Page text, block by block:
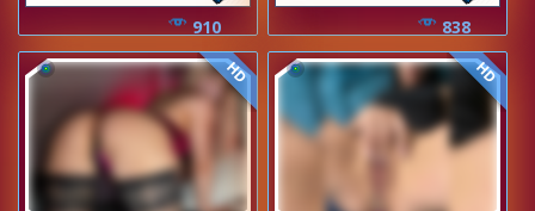
910
838
HD HD